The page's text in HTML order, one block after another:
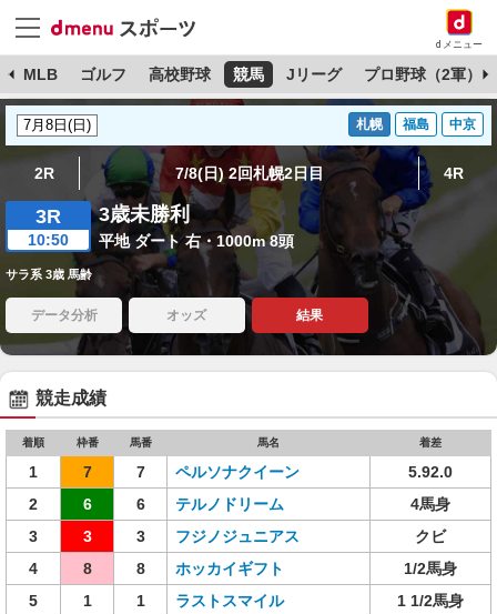
dメニュー
MLB ゴルフ 高校野球 競馬 Jリーグ プロ野球（2軍）
札幌 福島 中京
2R 7/8(日) 2回札幌2日目 4R
3R
10:50
3歳未勝利
平地 ダート 右・1000m 8頭
サラ系 3歳 馬齢
データ分析 オッズ 結果
競走成績
着順 枠番 馬番 馬名 着差
1 7 7 ペルソナクイーン
5.92.0
2
6 6 テルノドリーム
4馬身
3
3 3 フジノジュニアス
クビ
4
8 8 ホッカイギフト
1/2馬身
5
1 1 ラストスマイル
1 1/2馬身